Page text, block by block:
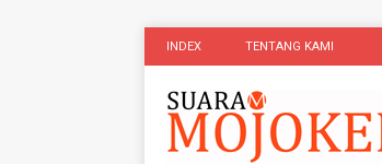
INDEX TENTANG KAMI